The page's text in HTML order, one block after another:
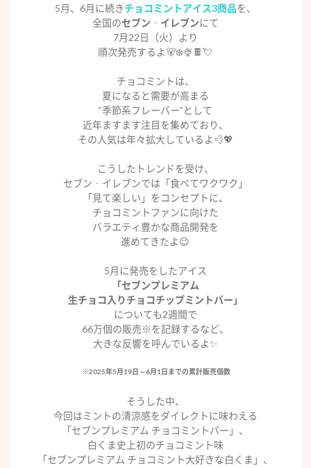
5月、6月に続きチョコミントアイス3商品を、
全国のセブン‐イレブンにて
7月22日（火）より
順次発売するよ🐻‍❄️🍨🍫💘
チョコミントは、
夏になると需要が高まる
“季節系フレーバー”として
近年ますます注目を集めており、
その人気は年々拡大しているよ💨💖
こうしたトレンドを受け、
セブン‐イレブンでは「食べてワクワク」
「見て楽しい」をコンセプトに、
チョコミントファンに向けた
バラエティ豊かな商品開発を
進めてきたよ😉
5月に発売をしたアイス
「セブンプレミアム
生チョコ入りチョコチップミントバー」
についても2週間で
66万個の販売※を記録するなど、
大きな反響を呼んでいるよ✨
※2025年5月19日～6月1日までの累計販売個数
そうした中、
今回はミントの清涼感をダイレクトに味わえる
「セブンプレミアム チョコミントバー」、
白くま史上初のチョコミント味
「セブンプレミアム チョコミント大好きな白くま」、